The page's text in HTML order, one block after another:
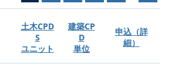
土木CPD
S
ユニット
建築CP
D
単位
申込（詳
細）